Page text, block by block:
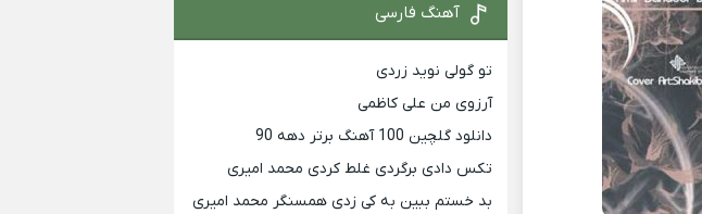
آهنگ فارسی
تو گولی نوید زردی
آرزوی من علی کاظمی
دانلود گلچین 100 آهنگ برتر دهه 90
تکس دادی برگردی غلط کردی محمد امیری
بد خستم ببین به کی زدی همسنگر محمد امیری